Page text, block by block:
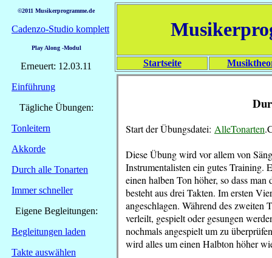
©2011 Musikerprogramme.de
Cadenzo-Studio komplett
Play Along -Modul
Erneuert: 12.03.11
Einführung
Tägliche Übungen:
Tonleitern
Akkorde
Durch alle Tonarten
Immer schneller
Eigene Begleitungen:
Begleitungen laden
Takte auswählen
Startseite
Start der Übungsdatei: AlleTonarten
Diese Übung wird vor allem von
Instrumentalisten ein gutes
einen halben Ton höher, so dass
besteht aus drei Takten. Im ersten
angeschlagen. Während des
verleilt, gespielt oder gesungen
nochmals angespielt um zu
wird alles um einen Halbton höher